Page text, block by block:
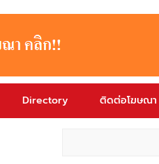
Directory ติดต่อโฆษณา